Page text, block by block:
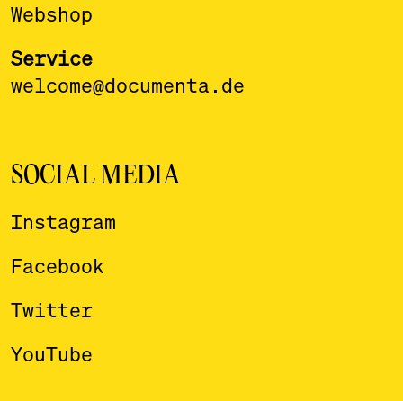
Webshop
Service
welcome@documenta.de
SOCIAL MEDIA
Instagram
Facebook
Twitter
YouTube